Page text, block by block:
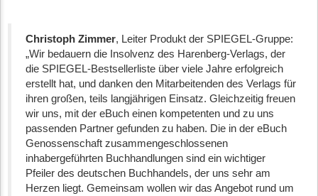
Christoph Zimmer, Leiter Produkt der SPIEGEL-Gruppe:
„Wir bedauern die Insolvenz des Harenberg-Verlags, der
die SPIEGEL-Bestsellerliste über viele Jahre erfolgreich
erstellt hat, und danken den Mitarbeitenden des Verlags für
ihren großen, teils langjährigen Einsatz. Gleichzeitig freuen
wir uns, mit der eBuch einen kompetenten und zu uns
passenden Partner gefunden zu haben. Die in der eBuch
Genossenschaft zusammengeschlossenen
inhabergeführten Buchhandlungen sind ein wichtiger
Pfeiler des deutschen Buchhandels, der uns sehr am
Herzen liegt. Gemeinsam wollen wir das Angebot rund um